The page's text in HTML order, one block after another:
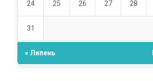
24 25 26 27 28
31
« Липень